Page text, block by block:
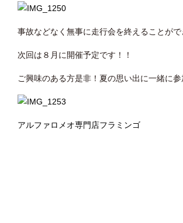
事故などなく無事に走行会を終えることがで
次回は８月に開催予定です！！
ご興味のある方是非！夏の思い出に一緒に参
アルファロメオ専門店フラミンゴ